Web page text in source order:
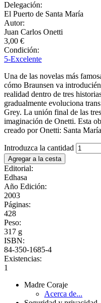
Delegación:
El Puerto de Santa María
Autor:
Juan Carlos Onetti
3,00 €
Condición:
5-Excelente
Una de las novelas más
cómo Braunsen va
realidad dentro de tres
gradualmente evoluciona
Grey. La unión final de las
imaginación de Onetti. Esta
creado por Onetti: Santa
Introduzca la cantidad
Editorial:
Edhasa
Año Edición:
2003
Páginas:
428
Peso:
317 g
ISBN:
84-350-1685-4
Existencias:
1
Madre Coraje
Acerca de...